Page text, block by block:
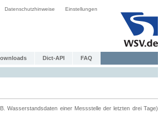
Datenschutzhinweise Einstellungen
Dict-API FAQ
Wasserstandsdaten einer Messstelle der letzten drei Tage)